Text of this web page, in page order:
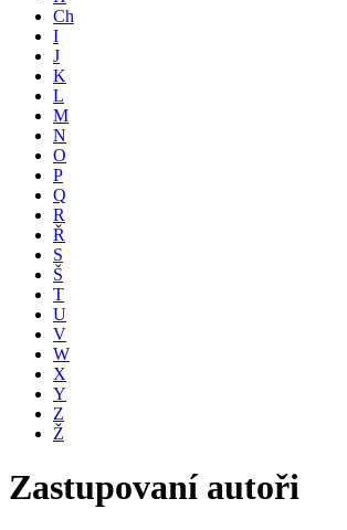
Ch
I
J
K
L
M
N
O
P
Q
R
Ř
S
Š
T
U
V
W
X
Y
Z
Ž
Zastupovaní autoři